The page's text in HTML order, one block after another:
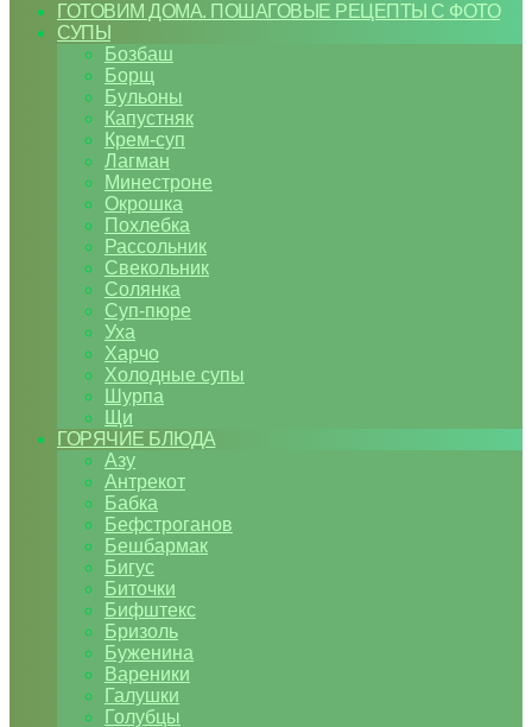
ГОТОВИМ ДОМА. ПОШАГОВЫЕ РЕЦЕПТЫ С ФОТО
СУПЫ
Бозбаш
Борщ
Бульоны
Капустняк
Крем-суп
Лагман
Минестроне
Окрошка
Похлебка
Рассольник
Свекольник
Солянка
Суп-пюре
Уха
Харчо
Холодные супы
Шурпа
Щи
ГОРЯЧИЕ БЛЮДА
Азу
Антрекот
Бабка
Бефстроганов
Бешбармак
Бигус
Биточки
Бифштекс
Бризоль
Буженина
Вареники
Галушки
Голубцы